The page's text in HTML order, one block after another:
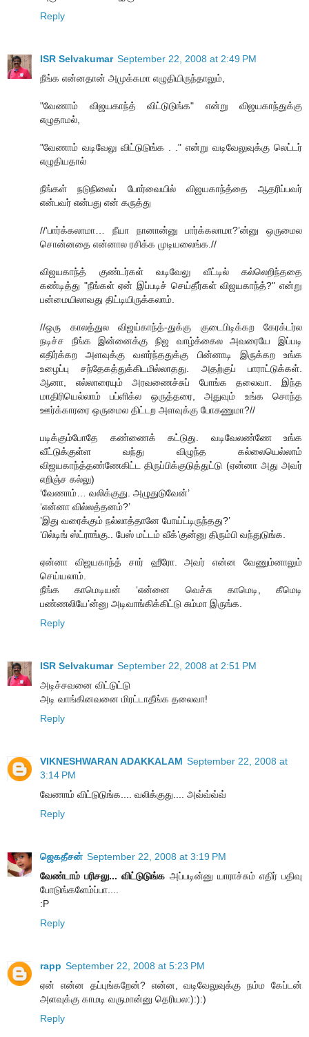
Reply
ISR Selvakumar September 22, 2008 at 2:49 PM
நீங்க என்னதான் அமுக்கமா எழுதியிருந்தாலும்,
"வேணாம் விஜயகாந்த் விட்டுடுங்க" என்று விஜயகாந்துக்கு
எழுதாமல்,
"வேணாம் வடிவேலு விட்டுடுங்க . ." என்று வடிவேலுவுக்கு லெட்டர்
எழுதியதால்
நீங்கள் நடுநிலைப் போர்வையில் விஜயகாந்த்தை ஆதரிப்பவர்
என்பவர் என்பது என் கருத்து
//‘பார்க்கலாமா… நீயா நானான்னு பார்க்கலாமா?’ன்னு ஒருமைல
சொன்னதை என்னால ரசிக்க முடியலைங்க.//
விஜயகாந்த் குண்டர்கள் வடிவேலு வீட்டில் கல்லெறிந்ததை
கண்டித்து "நீங்கள் ஏன் இப்படிச் செய்தீர்கள் விஜயகாந்த்?" என்று
பன்மையிலாவது திட்டியிருக்கலாம்.
//ஒரு காலத்துல விஜய்காந்த்-துக்கு குடைபிடிக்கற கேரக்டர்ல
நடிச்ச நீங்க இன்னைக்கு நிஜ வாழ்க்கைல அவரையே இப்படி
எதிர்க்கற அளவுக்கு வளர்ந்ததுக்கு பின்னாடி இருக்கற உங்க
உழைப்பு சந்தேகத்துக்கிடமில்லாதது. அதற்குப் பாராட்டுக்கள்.
ஆனா, எல்லாரையும் அரவணைச்சுப் போங்க தலைவா. இந்த
மாதிரியெல்லாம் பப்ளிக்ல ஒருத்தரை, அதுவும் உங்க சொந்த
ஊர்க்காரரை ஒருமைல திட்டற அளவுக்கு போகணுமா?//
படிக்கும்போதே கண்ணைக் கட்டுது. வடிவேலண்ணே உங்க
வீட்டுக்குள்ள வந்து விழுந்த கல்லையெல்லாம்
விஜயகாந்த்தண்ணேகிட்ட திருப்பிக்குடுத்துட்டு (ஏன்னா அது அவர்
எறிஞ்ச கல்லு)
‘வேணாம்… வலிக்குது. அழுதுடுவேன்’
‘என்னா வில்லத்தனம்?’
’இது வரைக்கும் நல்லாத்தானே போய்ட்டிருந்தது?’
‘பில்டிங் ஸ்ட்ராங்கு.. பேஸ் மட்டம் வீக்’குன்னு திரும்பி வந்துடுங்க.
ஏன்னா விஜயகாந்த் சார் ஹீரோ. அவர் என்ன வேணும்னாலும்
செய்யலாம்.
நீங்க காமெடியன் ‘என்னை வெச்சு காமெடி, கீமெடி
பண்ணலியே’ன்னு அடிவாங்கிக்கிட்டு சும்மா இருங்க.
Reply
ISR Selvakumar September 22, 2008 at 2:51 PM
அடிச்சவனை விட்டுட்டு
அடி வாங்கினவனை மிரட்டாதீங்க தலைவா!
Reply
VIKNESHWARAN ADAKKALAM September 22, 2008 at
3:14 PM
வேணாம் விட்டுடுங்க.... வலிக்குது.... அவ்வ்வ்வ்
Reply
ஜெகதீசன் September 22, 2008 at 3:19 PM
வேண்டாம் பரிசலு... விட்டுடுங்க அப்படின்னு யாராச்சும் எதிர் பதிவு
போடுங்களேம்ப்பா....
:P
Reply
rapp September 22, 2008 at 5:23 PM
ஏன் என்ன தப்புங்கறேன்? என்ன, வடிவேலுவுக்கு நம்ம கேப்டன்
அளவுக்கு காமடி வருமான்னு தெரியல:):):)
Reply